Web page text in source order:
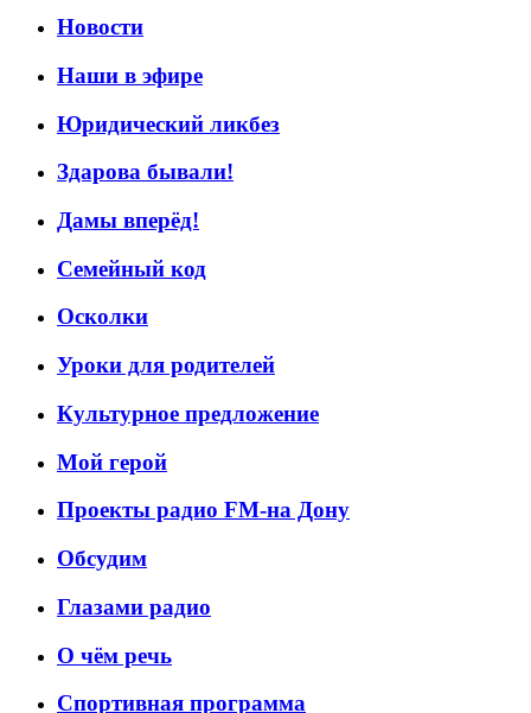
Новости
Наши в эфире
Юридический ликбез
Здарова бывали!
Дамы вперёд!
Семейный код
Осколки
Уроки для родителей
Культурное предложение
Мой герой
Проекты радио FM-на Дону
Обсудим
Глазами радио
О чём речь
Спортивная программа